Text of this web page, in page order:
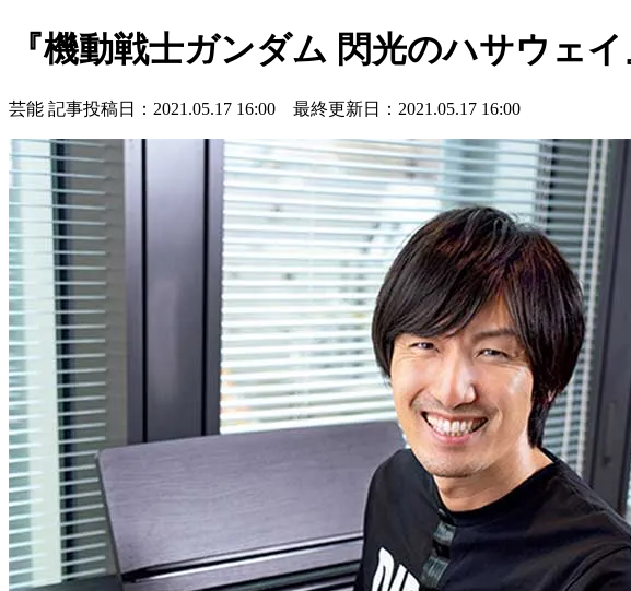
『機動戦士ガンダム 閃光のハサウェ
芸能 記事投稿日：2021.05.17 16:00 最終更新日：2021.05.17 16:00